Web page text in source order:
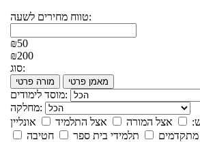
טווח מחירים לשעה:
₪50
₪200
סוג:
מורה פרטי מאמן פרטי
מוסד לימודים:
מחלקה:
אצל המורה אצל התלמיד
אונליין
מתקדמים תלמידי בית ספר
חטיבה